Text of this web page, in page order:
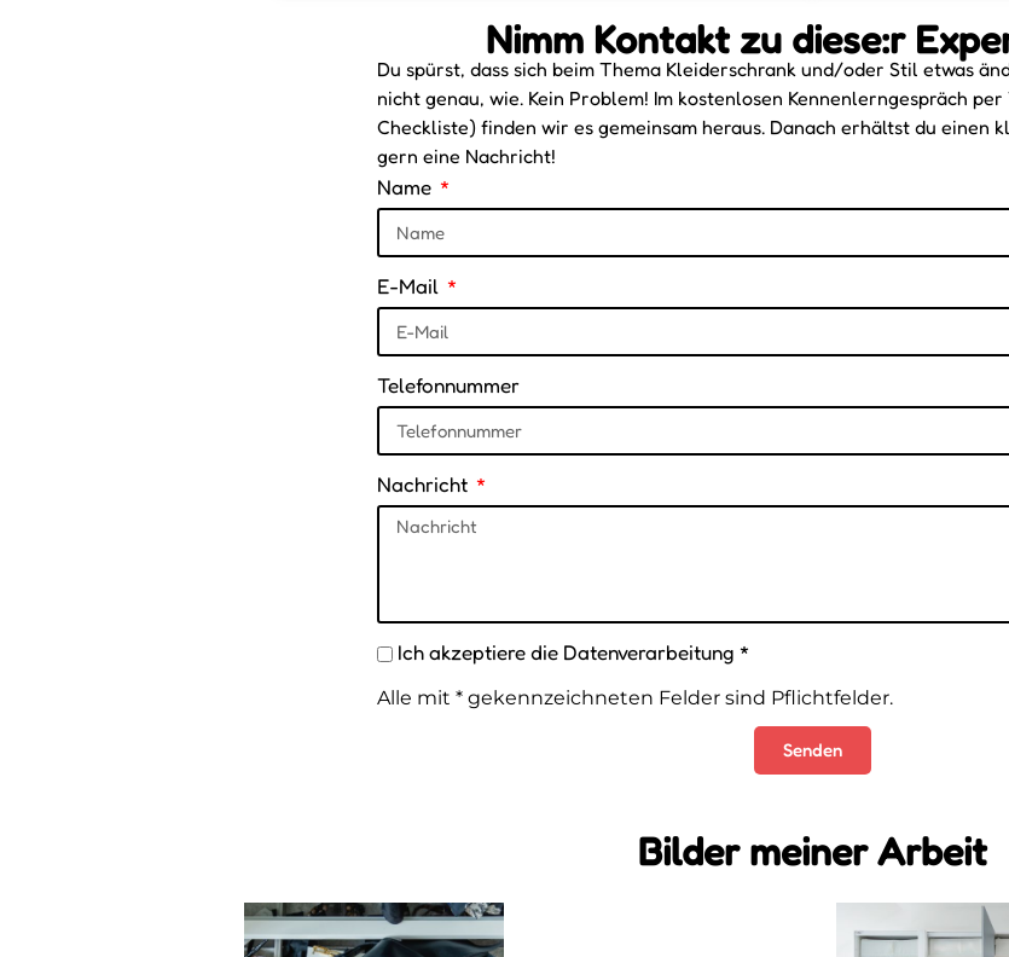
Nimm Kontakt zu diese:r
Du spürst, dass sich beim Thema Kleiderschrank und/oder Stil etwas
nicht genau, wie. Kein Problem! Im kostenlosen Kennenlerngespräch
Checkliste) finden wir es gemeinsam heraus. Danach erhältst du einen
gern eine Nachricht!
Name
E-Mail
Telefonnummer
Nachricht
Ich akzeptiere die Datenverarbeitung *
Alle mit * gekennzeichneten Felder sind Pflichtfelder.
Senden
Bilder meiner Arbeit